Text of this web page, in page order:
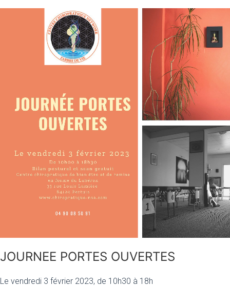
JOURNEE PORTES OUVERTES
Le vendredi 3 février 2023, de 10h30 à 18h